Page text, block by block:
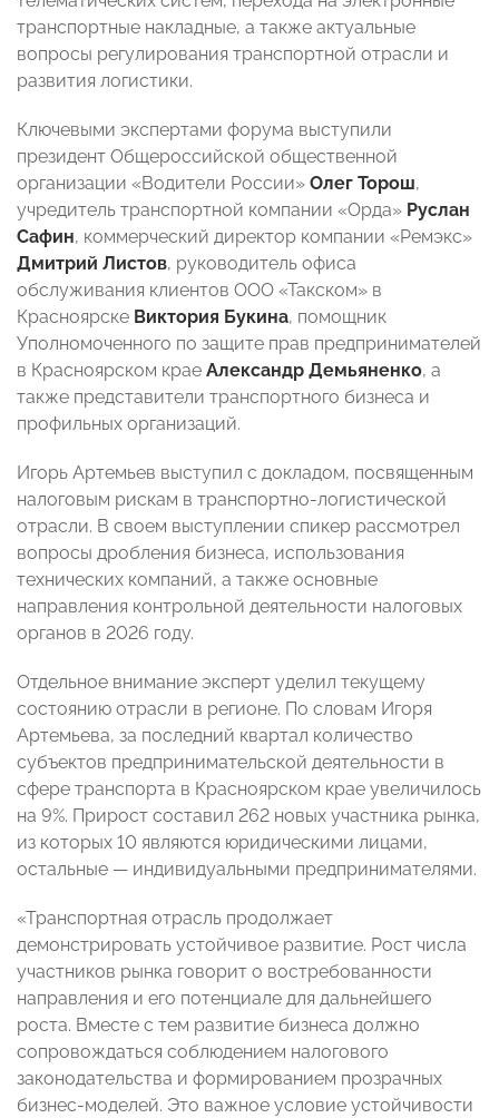
транспортные накладные, а также актуальные
вопросы регулирования транспортной отрасли и
развития логистики.
Ключевыми экспертами форума выступили
президент Общероссийской общественной
организации «Водители России» Олег Торош,
учредитель транспортной компании «Орда» Руслан
Сафин, коммерческий директор компании «Ремэкс»
Дмитрий Листов, руководитель офиса
обслуживания клиентов ООО «Такском» в
Красноярске Виктория Букина, помощник
Уполномоченного по защите прав предпринимателей
в Красноярском крае Александр Демьяненко, а
также представители транспортного бизнеса и
профильных организаций.
Игорь Артемьев выступил с докладом, посвященным
налоговым рискам в транспортно-логистической
отрасли. В своем выступлении спикер рассмотрел
вопросы дробления бизнеса, использования
технических компаний, а также основные
направления контрольной деятельности налоговых
органов в 2026 году.
Отдельное внимание эксперт уделил текущему
состоянию отрасли в регионе. По словам Игоря
Артемьева, за последний квартал количество
субъектов предпринимательской деятельности в
сфере транспорта в Красноярском крае увеличилось
на 9%. Прирост составил 262 новых участника рынка,
из которых 10 являются юридическими лицами,
остальные — индивидуальными предпринимателями.
«Транспортная отрасль продолжает
демонстрировать устойчивое развитие. Рост числа
участников рынка говорит о востребованности
направления и его потенциале для дальнейшего
роста. Вместе с тем развитие бизнеса должно
сопровождаться соблюдением налогового
законодательства и формированием прозрачных
бизнес-моделей. Это важное условие устойчивости